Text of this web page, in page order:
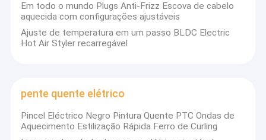
Em todo o mundo Plugs Anti-Frizz Escova de cabelo
aquecida com configurações ajustáveis
Ajuste de temperatura em um passo BLDC Electric
Hot Air Styler recarregável
pente quente elétrico
Pincel Eléctrico Negro Pintura Quente PTC Ondas de
Aquecimento Estilização Rápida Ferro de Curling